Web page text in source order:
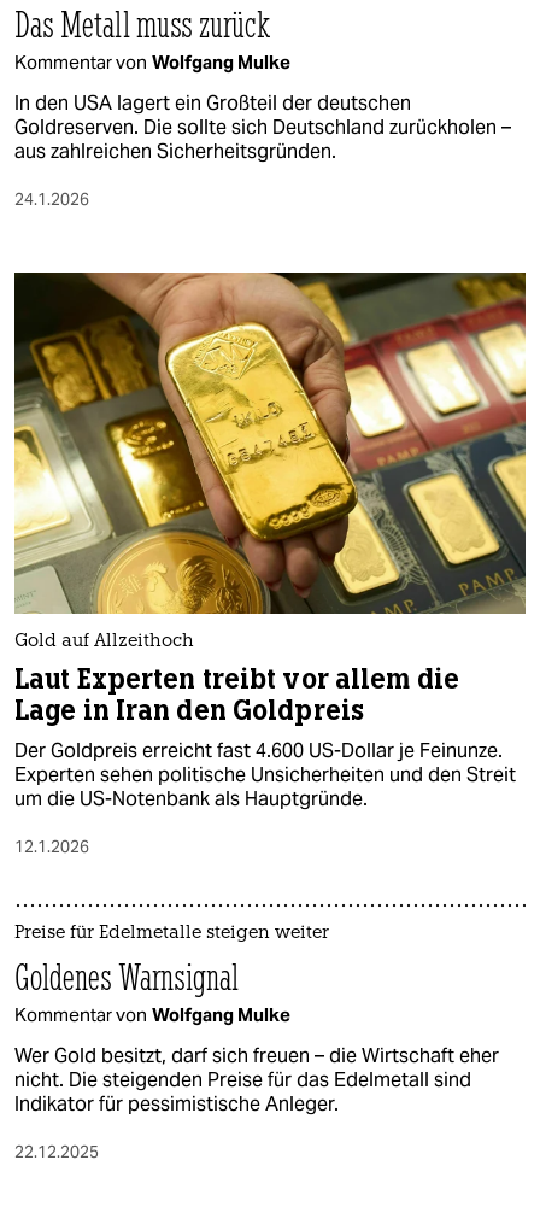
Das Metall muss zurück
Kommentar von Wolfgang Mulke
In den USA lagert ein Großteil der deutschen
Goldreserven. Die sollte sich Deutschland zurückholen –
aus zahlreichen Sicherheitsgründen.
24.1.2026
Gold auf Allzeithoch
Laut Experten treibt vor allem die
Lage in Iran den Goldpreis
Der Goldpreis erreicht fast 4.600 US-Dollar je Feinunze.
Experten sehen politische Unsicherheiten und den Streit
um die US-Notenbank als Hauptgründe.
12.1.2026
Preise für Edelmetalle steigen weiter
Goldenes Warnsignal
Kommentar von Wolfgang Mulke
Wer Gold besitzt, darf sich freuen – die Wirtschaft eher
nicht. Die steigenden Preise für das Edelmetall sind
Indikator für pessimistische Anleger.
22.12.2025